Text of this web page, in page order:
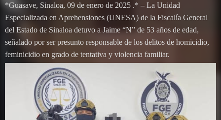
*Guasave, Sinaloa, 09 de enero de 2025 .* – La Unidad
Especializada en Aprehensiones (UNESA) de la Fiscalía General
del Estado de Sinaloa detuvo a Jaime “N” de 53 años de edad,
señalado por ser presunto responsable de los delitos de homicidio,
feminicidio en grado de tentativa y violencia familiar.